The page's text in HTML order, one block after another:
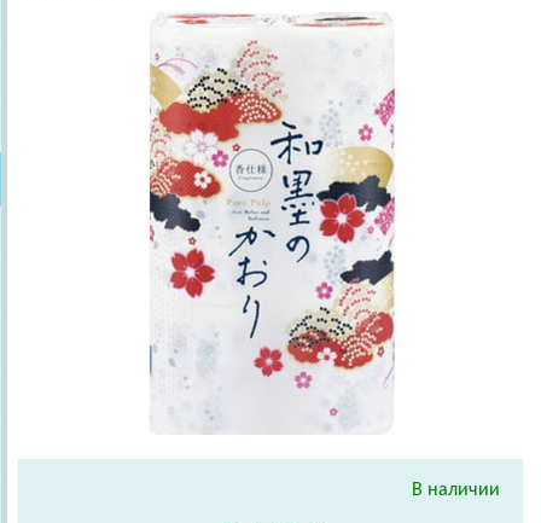
В наличии